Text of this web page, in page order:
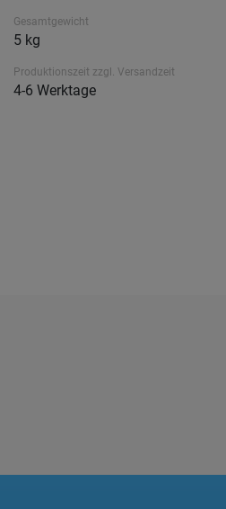
Gesamtgewicht
5 kg
Produktionszeit zzgl. Versandzeit
4-6 Werktage